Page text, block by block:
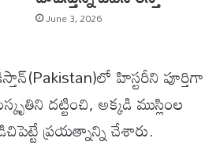
June 3, 2026
హిస్టరీని పూర్తిగా
దట్టించి, అక్కడి ముస్లింల
ప్రయత్నాన్ని చేశారు.